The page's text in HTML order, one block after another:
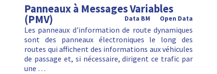
Panneaux à Messages Variables
(PMV) Open Data
Data BM
Les panneaux d'information de route dynamiques
sont des panneaux électroniques le long des
routes qui affichent des informations aux véhicules
de passage et, si nécessaire, dirigent ce trafic par
une …